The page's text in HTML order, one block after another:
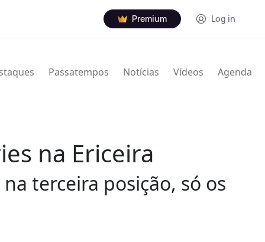
Premium Log in
Passatempos Notícias Vídeos Agenda
na Ericeira
terceira posição, só os